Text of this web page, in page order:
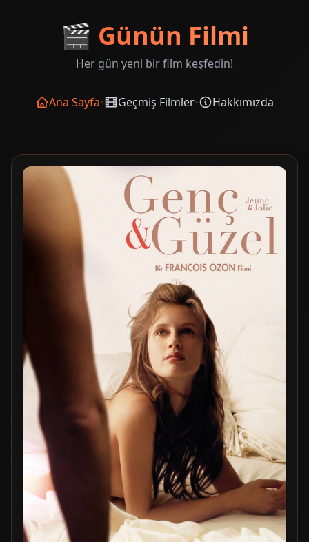
🎬 Günün Filmi
Her gün yeni bir film keşfedin!
Ana Sayfa• Geçmiş Filmler• Hakkımızda